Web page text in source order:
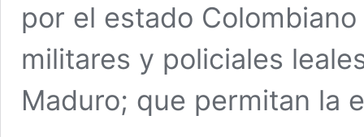
por el estado
militares y policiales
Maduro; que permitan la